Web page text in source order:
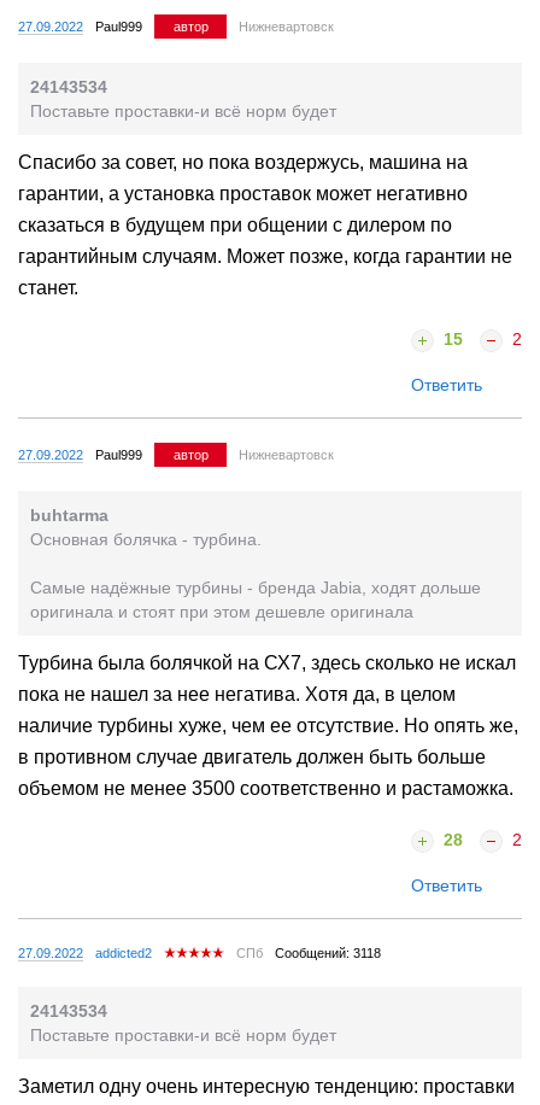
27.09.2022 Paul999 автор Нижневартовск
24143534
Поставьте проставки-и всё норм будет
Спасибо за совет, но пока воздержусь, машина на
гарантии, а установка проставок может негативно
сказаться в будущем при общении с дилером по
гарантийным случаям. Может позже, когда гарантии не
станет.
15 2
Ответить
27.09.2022 Paul999 автор Нижневартовск
buhtarma
Основная болячка - турбина.
Самые надёжные турбины - бренда Jabia, ходят дольше
оригинала и стоят при этом дешевле оригинала
Турбина была болячкой на СХ7, здесь сколько не искал
пока не нашел за нее негатива. Хотя да, в целом
наличие турбины хуже, чем ее отсутствие. Но опять же,
в противном случае двигатель должен быть больше
объемом не менее 3500 соответственно и растаможка.
28 2
Ответить
27.09.2022 addicted2 СПб Сообщений: 3118
24143534
Поставьте проставки-и всё норм будет
Заметил одну очень интересную тенденцию: проставки